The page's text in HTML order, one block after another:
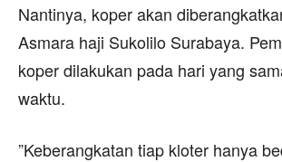
Nantinya, koper akan
Asmara haji Sukolilo Surabaya.
koper dilakukan pada hari yang
waktu.
”Keberangkatan tiap kloter hanya